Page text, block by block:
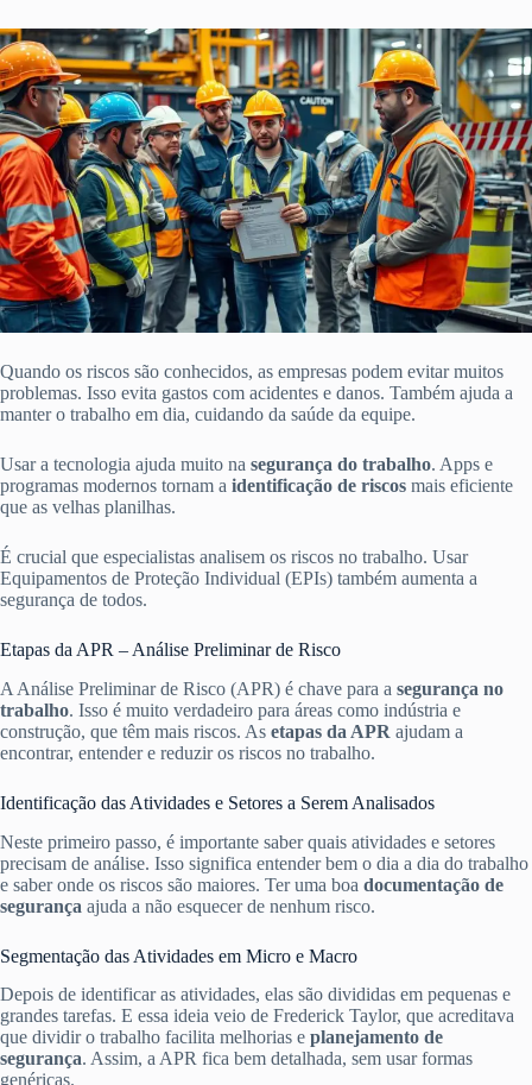
Quando os riscos são conhecidos, as empresas podem evitar muitos
problemas. Isso evita gastos com acidentes e danos. Também ajuda a
manter o trabalho em dia, cuidando da saúde da equipe.
Usar a tecnologia ajuda muito na segurança do trabalho. Apps e
programas modernos tornam a identificação de riscos mais eficiente
que as velhas planilhas.
É crucial que especialistas analisem os riscos no trabalho. Usar
Equipamentos de Proteção Individual (EPIs) também aumenta a
segurança de todos.
Etapas da APR – Análise Preliminar de Risco
A Análise Preliminar de Risco (APR) é chave para a segurança no
trabalho. Isso é muito verdadeiro para áreas como indústria e
construção, que têm mais riscos. As etapas da APR ajudam a
encontrar, entender e reduzir os riscos no trabalho.
Identificação das Atividades e Setores a Serem Analisados
Neste primeiro passo, é importante saber quais atividades e setores
precisam de análise. Isso significa entender bem o dia a dia do trabalho
e saber onde os riscos são maiores. Ter uma boa documentação de
segurança ajuda a não esquecer de nenhum risco.
Segmentação das Atividades em Micro e Macro
Depois de identificar as atividades, elas são divididas em pequenas e
grandes tarefas. E essa ideia veio de Frederick Taylor, que acreditava
que dividir o trabalho facilita melhorias e planejamento de
segurança. Assim, a APR fica bem detalhada, sem usar formas
genéricas.